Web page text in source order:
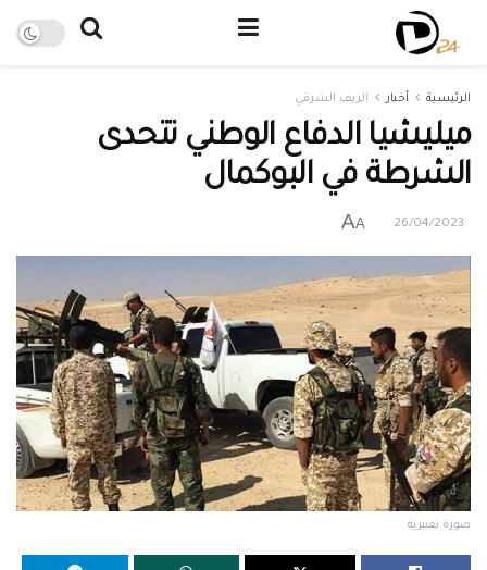
الرئيسية أخبار الريف الشرقي
ميليشيا الدفاع الوطني تتحدى
الشرطة في البوكمال
26/04/2023
A
A
صورة تعبيرية